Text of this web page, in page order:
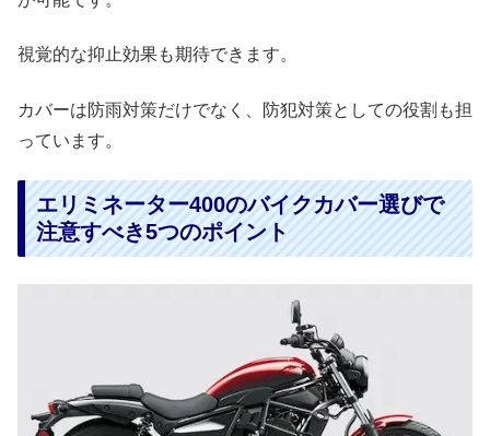
視覚的な抑止効果も期待できます。
カバーは防雨対策だけでなく、防犯対策としての役割も担
っています。
エリミネーター400のバイクカバー選びで
注意すべき5つのポイント